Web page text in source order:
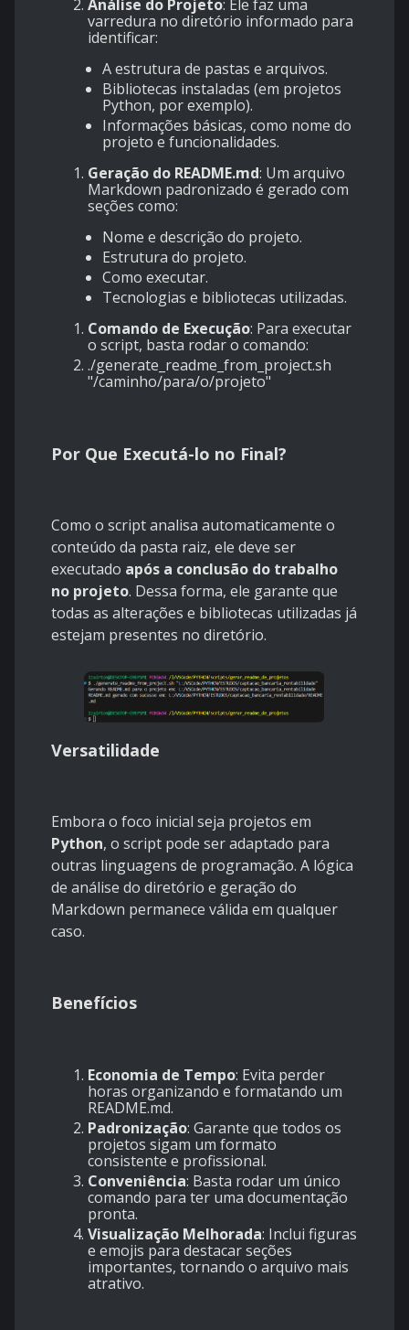
Análise do Projeto: Ele faz uma
varredura no diretório informado para
identificar:
A estrutura de pastas e arquivos.
Bibliotecas instaladas (em projetos
Python, por exemplo).
Informações básicas, como nome do
projeto e funcionalidades.
Geração do README.md: Um arquivo
Markdown padronizado é gerado com
seções como:
Nome e descrição do projeto.
Estrutura do projeto.
Como executar.
Tecnologias e bibliotecas utilizadas.
Comando de Execução: Para executar
o script, basta rodar o comando:
./generate_readme_from_project.sh
"/caminho/para/o/projeto"
Por Que Executá-lo no Final?
Como o script analisa automaticamente o
conteúdo da pasta raiz, ele deve ser
executado após a conclusão do trabalho
no projeto. Dessa forma, ele garante que
todas as alterações e bibliotecas utilizadas já
estejam presentes no diretório.
Versatilidade
Embora o foco inicial seja projetos em
Python, o script pode ser adaptado para
outras linguagens de programação. A lógica
de análise do diretório e geração do
Markdown permanece válida em qualquer
caso.
Benefícios
Economia de Tempo: Evita perder
horas organizando e formatando um
README.md.
Padronização: Garante que todos os
projetos sigam um formato
consistente e profissional.
Conveniência: Basta rodar um único
comando para ter uma documentação
pronta.
Visualização Melhorada: Inclui figuras
e emojis para destacar seções
importantes, tornando o arquivo mais
atrativo.